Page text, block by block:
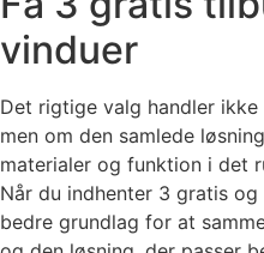
vinduer
Det rigtige valg handler
men om den samlede
materialer og funktion i det
Når du indhenter 3 gratis
bedre grundlag for at